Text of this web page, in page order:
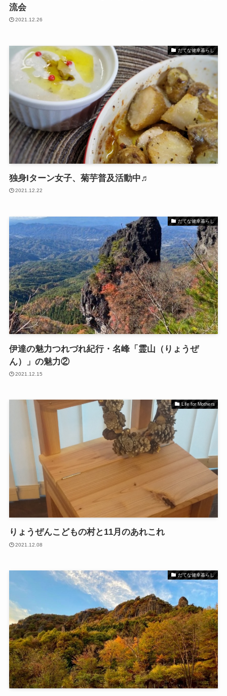
流会
2021.12.26
だてな健幸暮らし
独身Iターン女子、菊芋普及活動中♬
2021.12.22
だてな健幸暮らし
伊達の魅力つれづれ紀行・名峰「霊山（りょうぜ
ん）」の魅力②
2021.12.15
Life for Mothers
りょうぜんこどもの村と11月のあれこれ
2021.12.08
だてな健幸暮らし